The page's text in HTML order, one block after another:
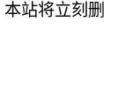
站将立刻删